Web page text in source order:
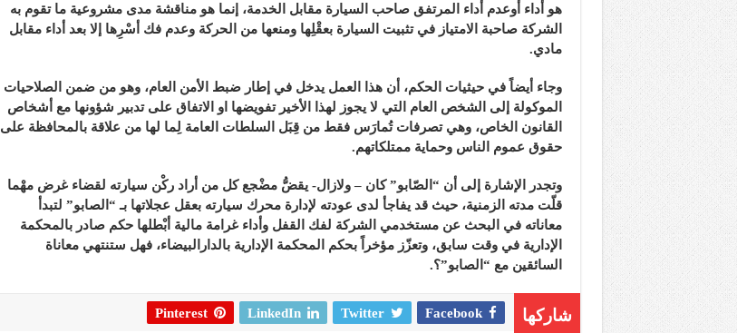
هو أداء أوعدم أداء المرتفق صاحب السيارة مقابل الخدمة، إنما هو مناقشة مدى مشروعية ما تقوم به
الشركة صاحبة الامتياز في تثبيت السيارة بعقْلِها ومنعها من الحركة وعدم فك أسْرِها إلا بعد أداء مقابل
مادي.
وجاء أيضاً في حيثيات الحكم، أن هذا العمل يدخل في إطار ضبط الأمن العام، وهو من ضمن الصلاحيات
الموكولة إلى الشخص العام التي لا يجوز لهذا الأخير تفويضها او الاتفاق على تدبير شؤونها مع أشخاص
القانون الخاص، وهي تصرفات تُمارَس فقط من قِبَل السلطات العامة لِما لها من علاقة بالمحافظة على
حقوق عموم الناس وحماية ممتلكاتهم.
وتجدر الإشارة إلى أن “الصّابو” كان – ولازال- يقضُّ مضْجع كل من أراد ركْن سيارته لقضاء غرض مهْما
قلّت مدته الزمنية، حيث قد يفاجأ لدى عودته لإدارة محرك سيارته بعقل عجلاتها بـ “الصابو” لتبدأ
معاناته في البحث عن مستخدمي الشركة لفك القفل وأداء غرامة مالية أبْطلها حكم صادر بالمحكمة
الإدارية في وقت سابق، وتعزّز مؤخراً بحكم المحكمة الإدارية بالدارالبيضاء، فهل ستنتهي معاناة
السائقين مع “الصابو”؟.
شاركها Facebook
Twitter
LinkedIn
Pinterest